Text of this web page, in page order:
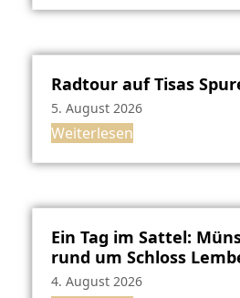
Radtour auf Tisas
5. August 2026
Weiterlesen
Ein Tag im Sattel:
rund um Schloss
4. August 2026